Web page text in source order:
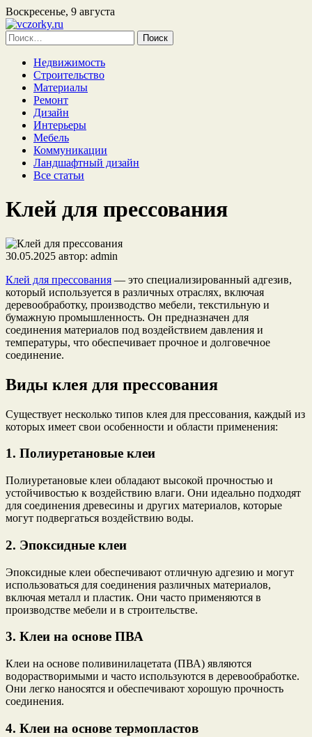
Воскресенье, 9 августа
Найти:
Недвижимость
Строительство
Материалы
Ремонт
Дизайн
Интерьеры
Мебель
Коммуникации
Ландшафтный дизайн
Все статьи
Клей для прессования
30.05.2025 автор: admin
Клей для прессования — это специализированный адгезив,
который используется в различных отраслях, включая
деревообработку, производство мебели, текстильную и
бумажную промышленность. Он предназначен для
соединения материалов под воздействием давления и
температуры, что обеспечивает прочное и долговечное
соединение.
Виды клея для прессования
Существует несколько типов клея для прессования, каждый из
которых имеет свои особенности и области применения:
1. Полиуретановые клеи
Полиуретановые клеи обладают высокой прочностью и
устойчивостью к воздействию влаги. Они идеально подходят
для соединения древесины и других материалов, которые
могут подвергаться воздействию воды.
2. Эпоксидные клеи
Эпоксидные клеи обеспечивают отличную адгезию и могут
использоваться для соединения различных материалов,
включая металл и пластик. Они часто применяются в
производстве мебели и в строительстве.
3. Клеи на основе ПВА
Клеи на основе поливинилацетата (ПВА) являются
водорастворимыми и часто используются в деревообработке.
Они легко наносятся и обеспечивают хорошую прочность
соединения.
4. Клеи на основе термопластов